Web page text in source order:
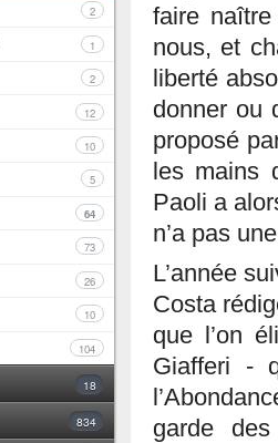
2
1
2
12
10
5
64
73
26
10
104
18
834
faire
nous, et
liberté
donner ou
proposé
les mains
Paoli a
n’a pas
L’année
Costa
que l’on
Giafferi -
garde